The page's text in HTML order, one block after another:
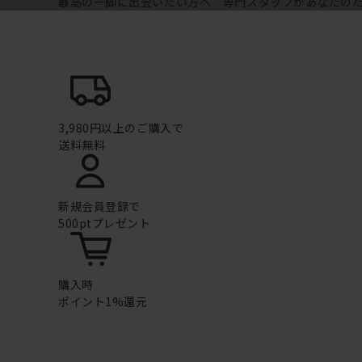
3,980円以上のご購入で
送料無料
新規会員登録で
500ptプレゼント
購入時
ポイント1%還元